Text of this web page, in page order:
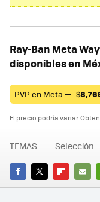
Ray-Ban Meta
disponibles en
PVP en Meta — $
El precio podría variar.
FACEBOOK
TWITTERFLIPBOARD
E-
TEMAS Selección